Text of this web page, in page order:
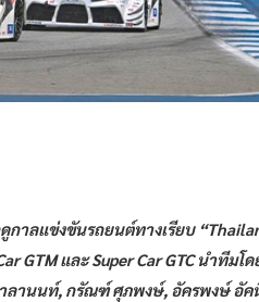
กาลแข่งขันรถยนต์ทางเรียบ
GTM และ Super Car GTC นำทีม
านนท์, กรัณฑ์ ศุภพงษ์, อัครพงษ์ อัค